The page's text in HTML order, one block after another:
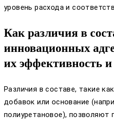
уровень расхода и
Как различия в
инновационных
их эффективность и
Различия в составе, такие
добавок или основание
полиуретановое), позволяют